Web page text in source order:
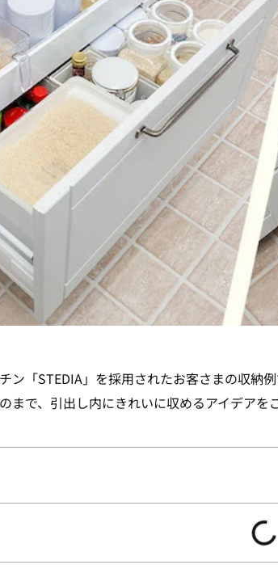
ン「STEDIA」を採用されたお客さまの収納
まで、引出し内にきれいに収めるアイデアを